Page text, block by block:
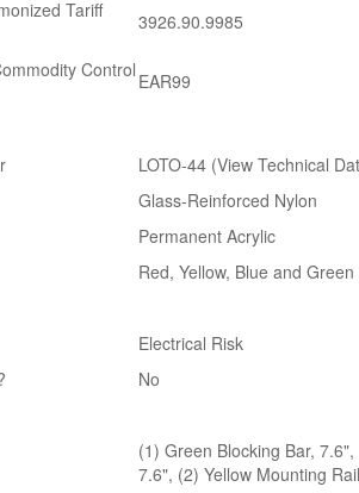
Tariff
3926.90.9985
Control EAR99
LOTO-44 (View Technical
Glass-Reinforced Nylon
Permanent Acrylic
Red, Yellow, Blue and Green
Electrical Risk
No
(1) Green Blocking Bar,
7.6", (2) Yellow Mounting